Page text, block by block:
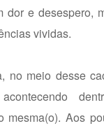
dor e desespero,
vividas.
no meio desse
mesma(o). Aos